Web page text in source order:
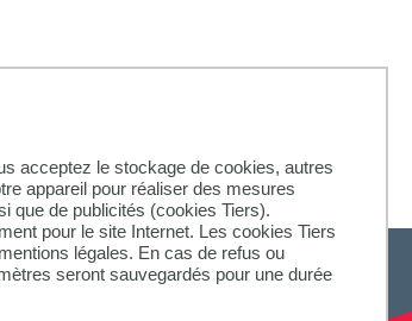
acceptez le stockage de cookies, autres
appareil pour réaliser des mesures
que de publicités (cookies Tiers).
pour le site Internet. Les cookies Tiers
légales. En cas de refus ou
seront sauvegardés pour une durée